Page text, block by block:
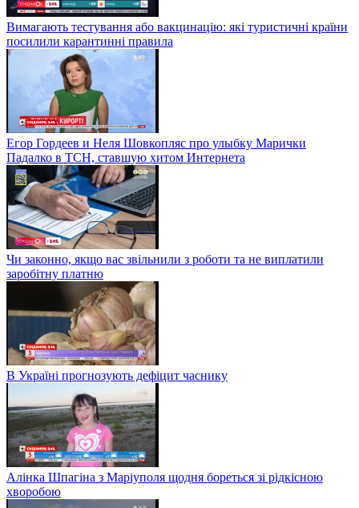
Вимагають тестування або вакцинацію: які туристичні країни
посилили карантинні правила
Егор Гордеев и Неля Шовкопляс про улыбку Марички
Падалко в ТСН, ставшую хитом Интернета
Чи законно, якщо вас звільнили з роботи та не виплатили
заробітну платню
В Україні прогнозують дефіцит часнику
Алінка Шпагіна з Маріуполя щодня бореться зі рідкісною
хворобою